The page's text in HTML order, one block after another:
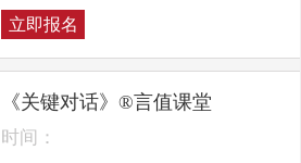
立即报名
《关键对话》®言值课堂
时间：